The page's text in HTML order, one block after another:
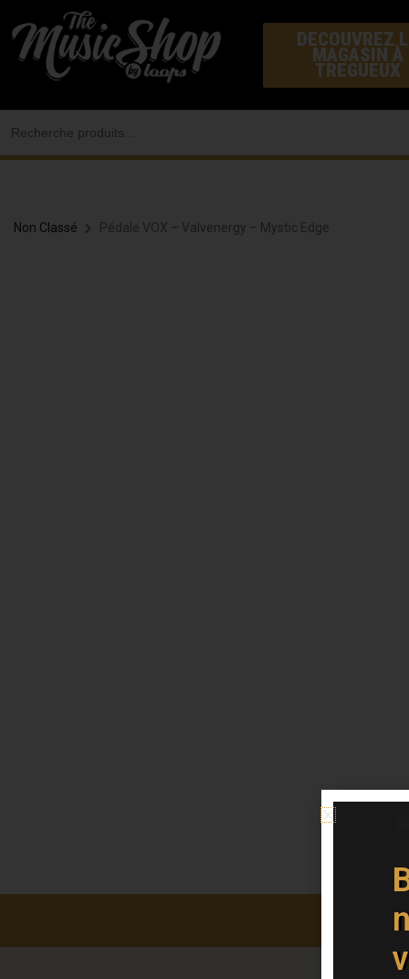
au
contenu
DECOUVREZ
MAGASIN À
TREGUEUX
Non Classé Pédale VOX – Valvenergy – Mystic Edge